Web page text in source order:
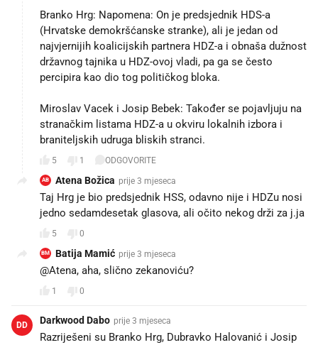
Branko Hrg: Napomena: On je predsjednik HDS-a
(Hrvatske demokršćanske stranke), ali je jedan od
najvjernijih koalicijskih partnera HDZ-a i obnaša dužnost
državnog tajnika u HDZ-ovoj vladi, pa ga se često
percipira kao dio tog političkog bloka.
Miroslav Vacek i Josip Bebek: Također se pojavljuju na
stranačkim listama HDZ-a u okviru lokalnih izbora i
braniteljskih udruga bliskih stranci.
5 1 ODGOVORITE
AB Atena Božica prije 3 mjeseca
Taj Hrg je bio predsjednik HSS, odavno nije i HDZu nosi
jedno sedamdesetak glasova, ali očito nekog drži za j.ja
5 0
BM Batija Mamić prije 3 mjeseca
@Atena, aha, slično zekanoviću?
1 0
DD Darkwood Dabo prije 3 mjeseca
Razriješeni su Branko Hrg, Dubravko Halovanić i Josip